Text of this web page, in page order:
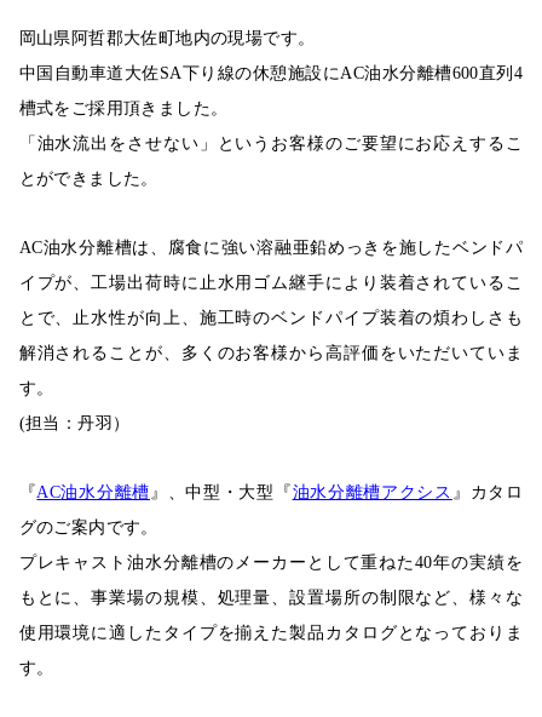
岡山県阿哲郡大佐町地内の現場です。
中国自動車道大佐SA下り線の休憩施設にAC油水分離槽600直列4
槽式をご採用頂きました。
「油水流出をさせない」というお客様のご要望にお応えするこ
とができました。
AC油水分離槽は、腐食に強い溶融亜鉛めっきを施したベンドパ
イプが、工場出荷時に止水用ゴム継手により装着されているこ
とで、止水性が向上、施工時のベンドパイプ装着の煩わしさも
解消されることが、多くのお客様から高評価をいただいていま
す。
(担当：丹羽）
『 AC油水分離槽 』、中型・大型『 油水分離槽アクシス 』カタロ
グのご案内です。
プレキャスト油水分離槽のメーカーとして重ねた40年の実績を
もとに、事業場の規模、処理量、設置場所の制限など、様々な
使用環境に適したタイプを揃えた製品カタログとなっておりま
す。